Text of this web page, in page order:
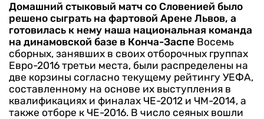
Домашний стыковый матч со Словенией было
решено сыграть на фартовой Арене Львов, а
готовилась к нему наша национальная команда
на динамовской базе в Конча-Заспе Восемь
сборных, занявших в своих отборочных группах
Евро-2016 третьи места, были распределены на
две корзины согласно текущему рейтингу УЕФА,
составленному на основе их выступления в
квалификациях и финалах ЧЕ-2012 и ЧМ-2014, а
также отборе к ЧЕ-2016. В число сеяных вошли